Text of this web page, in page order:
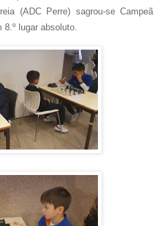
(ADC Perre) sagrou-se Campeã
8.º lugar absoluto.